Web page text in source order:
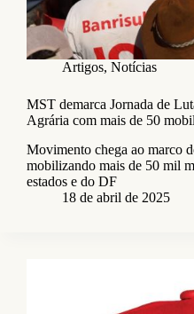
Artigos, Notícias
MST demarca Jornada de
Agrária com mais de 50
Movimento chega ao marco
mobilizando mais de 50 mil
estados e do DF
18 de abril de 2025